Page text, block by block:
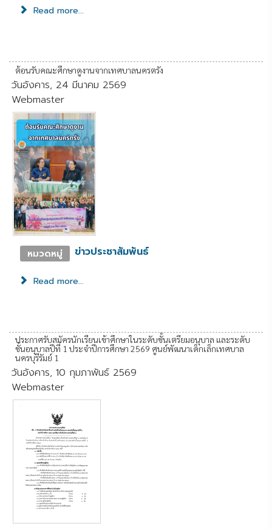
Read more...
ต้อนรับคณะศึกษาดูงานจากเทศบาลนครตรัง
วันอังคาร, 24 มีนาคม 2569
Webmaster
หมวดหมู่ ข่าวประชาสัมพันธ์
Read more...
ประกาศรับสมัครนักเรียนเข้าศึกษาในระดับชั้นเตรียมอนุบาล และระดับ
ชั้นอนุบาลปีที่ 1 ประจำปีการศึกษา 2569 ศูนย์พัฒนาเด็กเล็กเทศบาล
นครบุรีรัมย์ 1
วันอังคาร, 10 กุมภาพันธ์ 2569
Webmaster